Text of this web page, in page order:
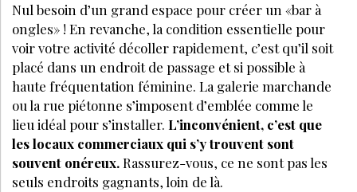
Nul besoin d’un grand espace pour créer un «bar à
ongles» ! En revanche, la condition essentielle pour
voir votre activité décoller rapidement, c’est qu’il soit
placé dans un endroit de passage et si possible à
haute fréquentation féminine. La galerie marchande
ou la rue piétonne s’imposent d’emblée comme le
lieu idéal pour s’installer. L’inconvénient, c’est que
les locaux commerciaux qui s’y trouvent sont
souvent onéreux.Rassurez-vous, ce ne sont pas les
seuls endroits gagnants, loin de là.